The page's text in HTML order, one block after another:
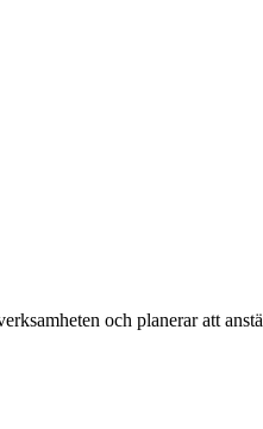
och planerar att